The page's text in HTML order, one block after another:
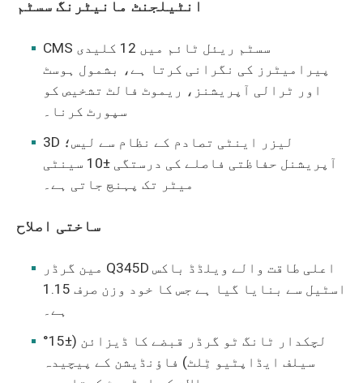
انٹیلجنٹ مانیٹرنگ سسٹم
CMS سسٹم ریئل ٹائم میں 12 کلیدی
پیرامیٹرز کی نگرانی کرتا ہے، بشمول ہوسٹ
اور ٹرالی آپریشنز، ریموٹ فالٹ تشخیص کو
سپورٹ کرنا۔
3D لیزر اینٹی تصادم کے نظام سے لیس؛
آپریشنل حفاظتی فاصلے کی درستگی ±10 سینٹی
میٹر تک پہنچ جاتی ہے۔
ساختی اصلاح
مین گرڈر Q345D اعلی طاقت والے ویلڈڈ باکس
اسٹیل سے بنایا گیا ہے جس کا خود وزن صرف 1.15
ہے۔
لچکدار ٹانگ ٹو گرڈر قبضے کا ڈیزائن (±15°
سیلف ایڈاپٹیو ٹِلٹ) فاؤنڈیشن کے پیچیدہ